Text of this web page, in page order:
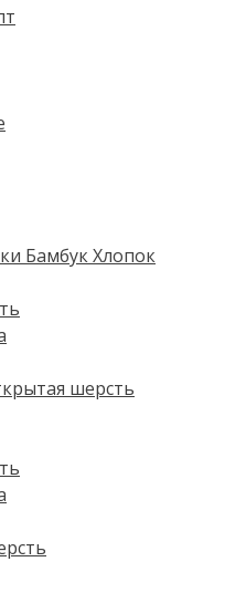
Бамбук Хлопок
шерсть